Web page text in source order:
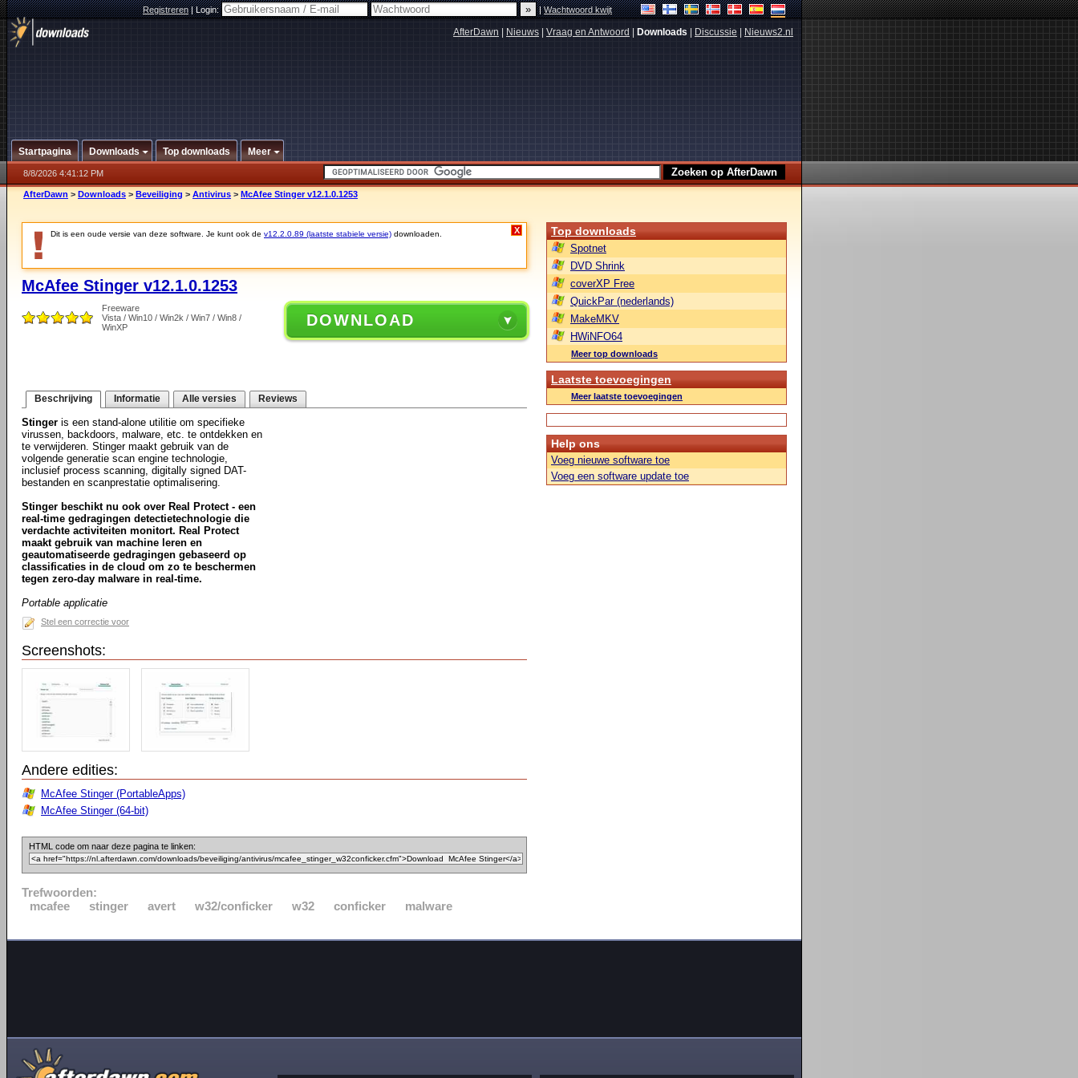
Registreren|Login: |Wachtwoord kwijt
AfterDawn Nieuws Vraag en Antwoord Downloads Discussie Nieuws2.nl
Startpagina Downloads Top downloads Meer
8/8/2026 4:41:12 PM
AfterDawn > Downloads > Beveiliging > Antivirus > McAfee Stinger v12.1.0.1253
Dit is een oude versie van deze software. Je kunt ook de v12.2.0.89 (laatste stabiele versie) downloaden. X
McAfee Stinger v12.1.0.1253
Freeware
Vista / Win10 / Win2k / Win7 / Win8 /
WinXP
DOWNLOAD
Beschrijving Informatie Alle versies Reviews
Stinger is een stand-alone utilitie om specifieke
virussen, backdoors, malware, etc. te ontdekken en
te verwijderen. Stinger maakt gebruik van de
volgende generatie scan engine technologie,
inclusief process scanning, digitally signed DAT-
bestanden en scanprestatie optimalisering.
Stinger beschikt nu ook over Real Protect - een
real-time gedragingen detectietechnologie die
verdachte activiteiten monitort. Real Protect
maakt gebruik van machine leren en
geautomatiseerde gedragingen gebaseerd op
classificaties in de cloud om zo te beschermen
tegen zero-day malware in real-time.
Portable applicatie
Stel een correctie voor
Screenshots:
Andere edities:
McAfee Stinger (PortableApps)
McAfee Stinger (64-bit)
HTML code om naar deze pagina te linken:
Trefwoorden:
mcafee
stinger avert w32/conficker w32 conficker malware
Top downloads
Spotnet
DVD Shrink
coverXP Free
QuickPar (nederlands)
MakeMKV
HWiNFO64
Meer top downloads
Laatste toevoegingen
Meer laatste toevoegingen
Help ons
Voeg nieuwe software toe
Voeg een software update toe